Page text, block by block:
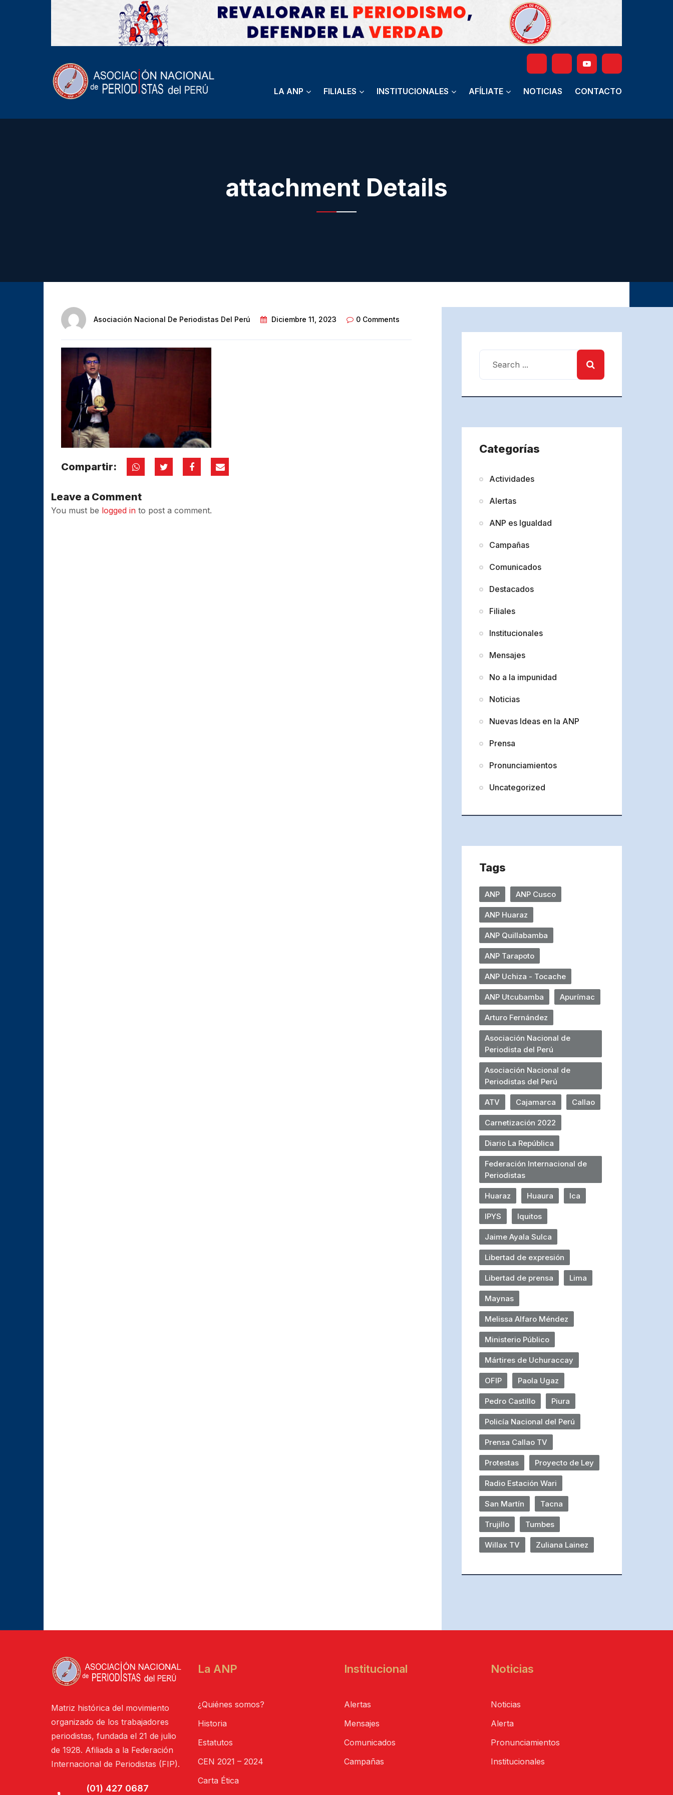
LA ANP FILIALES INSTITUCIONALES AFÍLIATE NOTICIAS CONTACTO
attachment Details
Asociación Nacional De Periodistas Del Perú Diciembre 11, 2023 0 Comments
Compartir:
Leave a Comment
You must be logged in to post a comment.
Categorías
Actividades
Alertas
ANP es Igualdad
Campañas
Comunicados
Destacados
Filiales
Institucionales
Mensajes
No a la impunidad
Noticias
Nuevas Ideas en la ANP
Prensa
Pronunciamientos
Uncategorized
Tags
ANP ANP Cusco
ANP Huaraz
ANP Quillabamba
ANP Tarapoto
ANP Uchiza - Tocache
ANP Utcubamba Apurímac
Arturo Fernández
Asociación Nacional de
Periodista del Perú
Asociación Nacional de
Periodistas del Perú
ATV Cajamarca Callao
Carnetización 2022
Diario La República
Federación Internacional de
Periodistas
Huaraz Huaura Ica
IPYS Iquitos
Jaime Ayala Sulca
Libertad de expresión
Libertad de prensa Lima
Maynas
Melissa Alfaro Méndez
Ministerio Público
Mártires de Uchuraccay
OFIP Paola Ugaz
Pedro Castillo Piura
Policía Nacional del Perú
Prensa Callao TV
Protestas Proyecto de Ley
Radio Estación Wari
San Martín Tacna
Trujillo Tumbes
Willax TV Zuliana Lainez
Matriz histórica del movimiento
organizado de los trabajadores
periodistas, fundada el 21 de julio
de 1928. Afiliada a la Federación
Internacional de Periodistas (FIP).
(01) 427 0687
La ANP
¿Quiénes somos?
Historia
Estatutos
CEN 2021 – 2024
Carta Ética
Institucional
Alertas
Mensajes
Comunicados
Campañas
Noticias
Noticias
Alerta
Pronunciamientos
Institucionales